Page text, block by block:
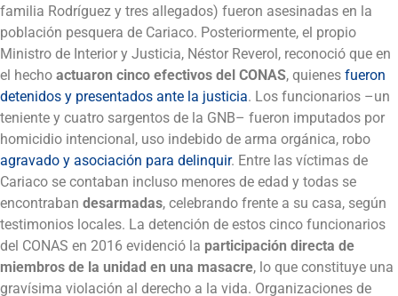
familia Rodríguez y tres allegados) fueron asesinadas en la
población pesquera de Cariaco. Posteriormente, el propio
Ministro de Interior y Justicia, Néstor Reverol, reconoció que en
el hecho actuaron cinco efectivos del CONAS, quienes fueron
detenidos y presentados ante la justicia. Los funcionarios –un
teniente y cuatro sargentos de la GNB– fueron imputados por
homicidio intencional, uso indebido de arma orgánica, robo
agravado y asociación para delinquir. Entre las víctimas de
Cariaco se contaban incluso menores de edad y todas se
encontraban desarmadas, celebrando frente a su casa, según
testimonios locales. La detención de estos cinco funcionarios
del CONAS en 2016 evidenció la participación directa de
miembros de la unidad en una masacre, lo que constituye una
gravísima violación al derecho a la vida. Organizaciones de